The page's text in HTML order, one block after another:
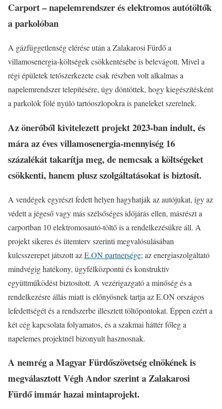
Carport – napelemrendszer és elektromos autótöltők
a parkolóban
A gázfüggetlenség elérése után a Zalakarosi Fürdő a
villamosenergia-költségek csökkentésébe is belevágott. Mivel a
régi épületek tetőszerkezete csak részben volt alkalmas a
napelemrendszer telepítésére, úgy döntöttek, hogy kiegészítésként
a parkolók fölé nyúló tartóoszlopokra is paneleket szerelnek.
Az önerőből kivitelezett projekt 2023-ban indult, és
mára az éves villamosenergia-mennyiség 16
százalékát takarítja meg, de nemcsak a költségeket
csökkenti, hanem plusz szolgáltatásokat is biztosít.
A vendégek egyrészt fedett helyen hagyhatják az autójukat, így az
védett a jégeső vagy más szélsőséges időjárás ellen, másrészt a
carportban 10 elektromosautó-töltő is a rendelkezésükre áll. A
projekt sikeres és ütemterv szerinti megvalósulásában
kulcsszerepet játszott azE.ON partnersége; az energiaszolgáltató
mindvégig hatékony, ügyfélközpontú és konstruktív
együttműködést biztosított. A vezérigazgató a minőség és a
rendelkezésre állás miatt is előnyösnek tartja az E.ON országos
lefedettségét és a rendszerbe illesztett töltőpontokat. Éppen ezért a
két cég kapcsolata folyamatos, és a szakmai háttér főleg a
napelemes projektnél bizonyult hasznosnak.
A nemrég a Magyar Fürdőszövetség elnökének is
megválasztott Végh Andor szerint a Zalakarosi
Fürdő immár hazai mintaprojekt.